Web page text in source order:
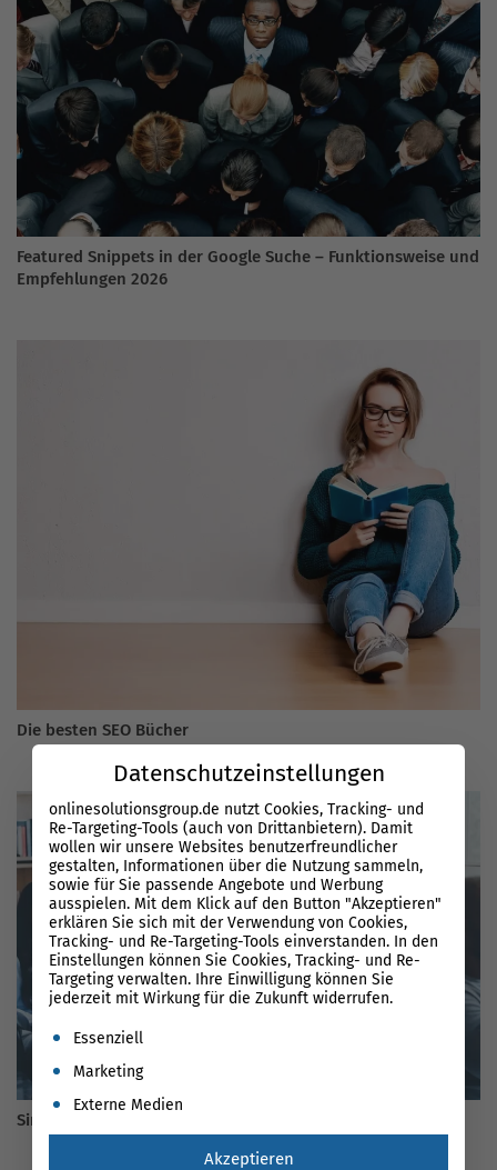
Featured Snippets in der Google Suche – Funktionsweise und
Empfehlungen 2026
Die besten SEO Bücher
Sind W-Fragen Tools sinnvoll? Der Guide für 2026
Datenschutzeinstellungen
onlinesolutionsgroup.de nutzt Cookies, Tracking- und
Re-Targeting-Tools (auch von Drittanbietern). Damit
wollen wir unsere Websites benutzerfreundlicher
gestalten, Informationen über die Nutzung sammeln,
sowie für Sie passende Angebote und Werbung
ausspielen. Mit dem Klick auf den Button "Akzeptieren"
erklären Sie sich mit der Verwendung von Cookies,
Tracking- und Re-Targeting-Tools einverstanden. In den
Einstellungen können Sie Cookies, Tracking- und Re-
Targeting verwalten. Ihre Einwilligung können Sie
jederzeit mit Wirkung für die Zukunft widerrufen.
Es folgt eine Liste der Service-Gruppen, für die eine
Essenziell
Marketing
Externe Medien
Akzeptieren